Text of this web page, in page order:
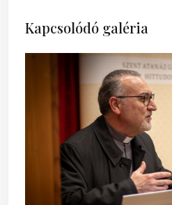
Kapcsolódó galéria